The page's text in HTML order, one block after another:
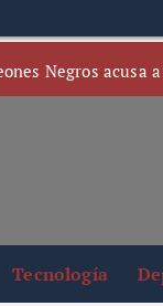
Negros acusa
Tecnología